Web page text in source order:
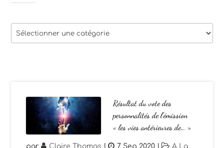
Résultat du vote des
personnalités de l’émission
« les vies antérieures de… »
par Claire Thomas | 7 Sep 2020 |
A La
Thèmes
des